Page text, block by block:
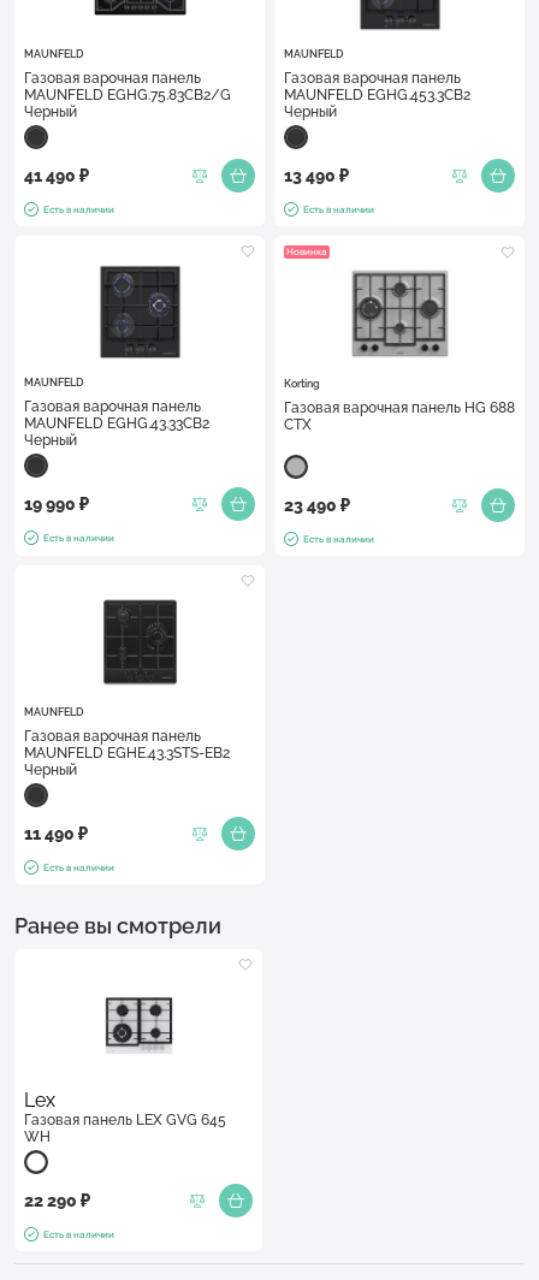
MAUNFELD
Газовая варочная панель
MAUNFELD EGHG.75.83CB2/G
Черный
41 490 ₽
Есть в наличии
MAUNFELD
Газовая варочная панель
MAUNFELD EGHG.453.3CB2
Черный
13 490 ₽
Есть в наличии
MAUNFELD
Газовая варочная панель
MAUNFELD EGHG.43.33CB2
Черный
19 990 ₽
Есть в наличии
Новинка
Korting
Газовая варочная панель HG 688
CTX
23 490 ₽
Есть в наличии
MAUNFELD
Газовая варочная панель
MAUNFELD EGHE.43.3STS-EB2
Черный
11 490 ₽
Есть в наличии
Ранее вы смотрели
Lex
Газовая панель LEX GVG 645
WH
22 290 ₽
Есть в наличии